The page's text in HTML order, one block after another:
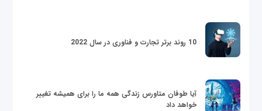
10 روند برتر تجارت و فناوری در سال 2022
آیا طوفان متاورس زندگی همه ما را برای همیشه تغییر
خواهد داد